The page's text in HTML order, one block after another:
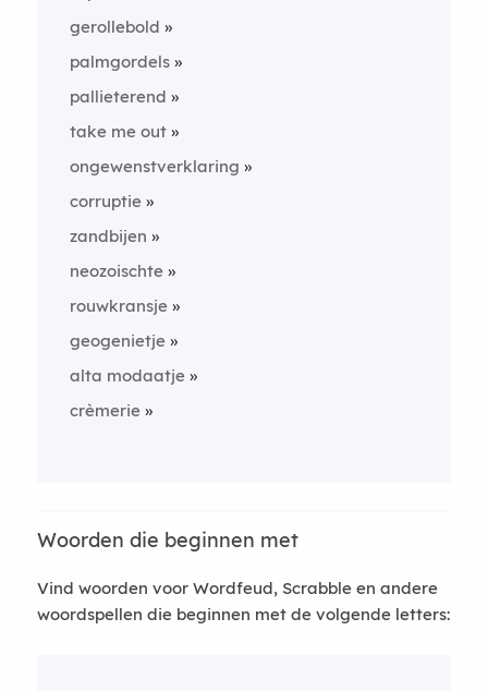
gerollebold
palmgordels
pallieterend
take me out
ongewenstverklaring
corruptie
zandbijen
neozoischte
rouwkransje
geogenietje
alta modaatje
crèmerie
Woorden die beginnen met
Vind woorden voor Wordfeud, Scrabble en andere
woordspellen die beginnen met de volgende letters: